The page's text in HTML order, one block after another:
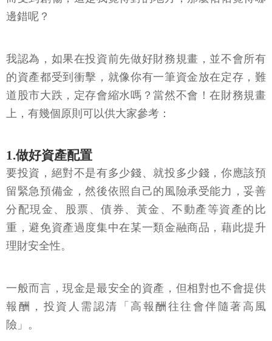
邊錯呢？
我認為，如果在投資前先做好財務規畫，並不會所有
的資產都受到衝擊，就像你有一筆資金放在定存，難
道股市大跌，定存會縮水嗎？當然不會！在財務規畫
上，有幾個原則可以供大家參考：
1.做好資產配置
要投資，絕對不是有多少錢、就投多少錢，你應該預
留緊急預備金，然後依照自己的風險承受能力，妥善
分配現金、股票、債券、黃金、不動產等資產的比
重，避免資產過度集中在某一類金融商品，藉此提升
理財安全性。
一般而言，現金是最安全的資產，但相對也不會提供
報酬，投資人需認清「高報酬往往會伴隨著高風
險」。